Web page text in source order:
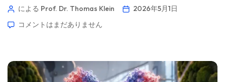
し、共有するための実用的な患者さん向けガイド。結果を
行えます。📖 約11分 📅 2026年5月1日 📝 公開：2026年5
ー・ボードとの協力のもと、Thomas Klein, MD（トーマ
ス・クライン博士）の指導のもとで執筆されました。
による Prof. Dr. Thomas Klein
2026年5月1日
コメントはまだありません